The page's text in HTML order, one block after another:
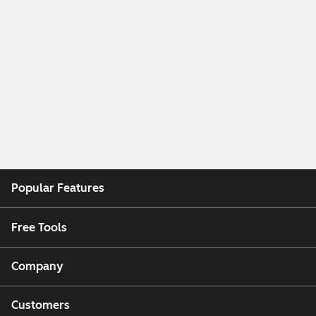
Popular Features
Free Tools
Company
Customers